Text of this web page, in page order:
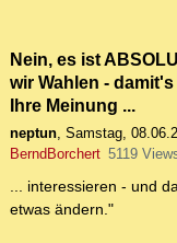
Nein, es ist
wir Wahlen -
Ihre Meinung ...
neptun, Samstag,
BerndBorchert 5119
... interessieren - und
etwas ändern."